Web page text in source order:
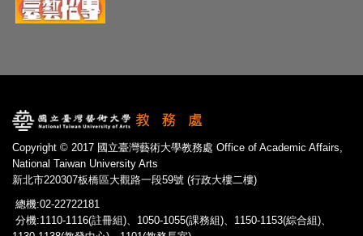
Copyright © 2017 國立臺灣藝術大學教務處 Office of Academic Affairs,
National Taiwan University Arts
新北市220307板橋區大觀路一段59號 (行政大樓二樓)
總機:02-22722181
分機:1110-1116(註冊組)、1050-1055(課務組)、1150-1153(綜合組)、